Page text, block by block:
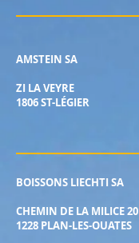
AMSTEIN SA
ZI LA VEYRE
1806 ST-LÉGIER
BOISSONS LIECHTI SA
CHEMIN DE LA MILICE 20
1228 PLAN-LES-OUATES